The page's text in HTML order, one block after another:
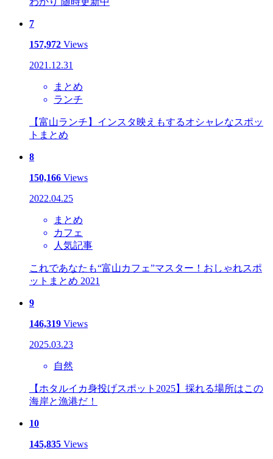
7
157,972 Views
2021.12.31
まとめ
ランチ
【富山ランチ】インスタ映えもするオシャレなスポッ
トまとめ
8
150,166 Views
2022.04.25
まとめ
カフェ
人気記事
これであなたも“富山カフェ”マスター！おしゃれスポ
ットまとめ 2021
9
146,319 Views
2025.03.23
自然
【ホタルイカ身投げスポット2025】採れる場所はこの
海岸と漁港だ！
10
145,835 Views